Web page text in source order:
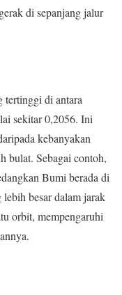
di sepanjang jalur
tertinggi di antara
sekitar 0,2056. Ini
kebanyakan
bulat. Sebagai contoh,
Bumi berada di
besar dalam jarak
orbit, mempengaruhi